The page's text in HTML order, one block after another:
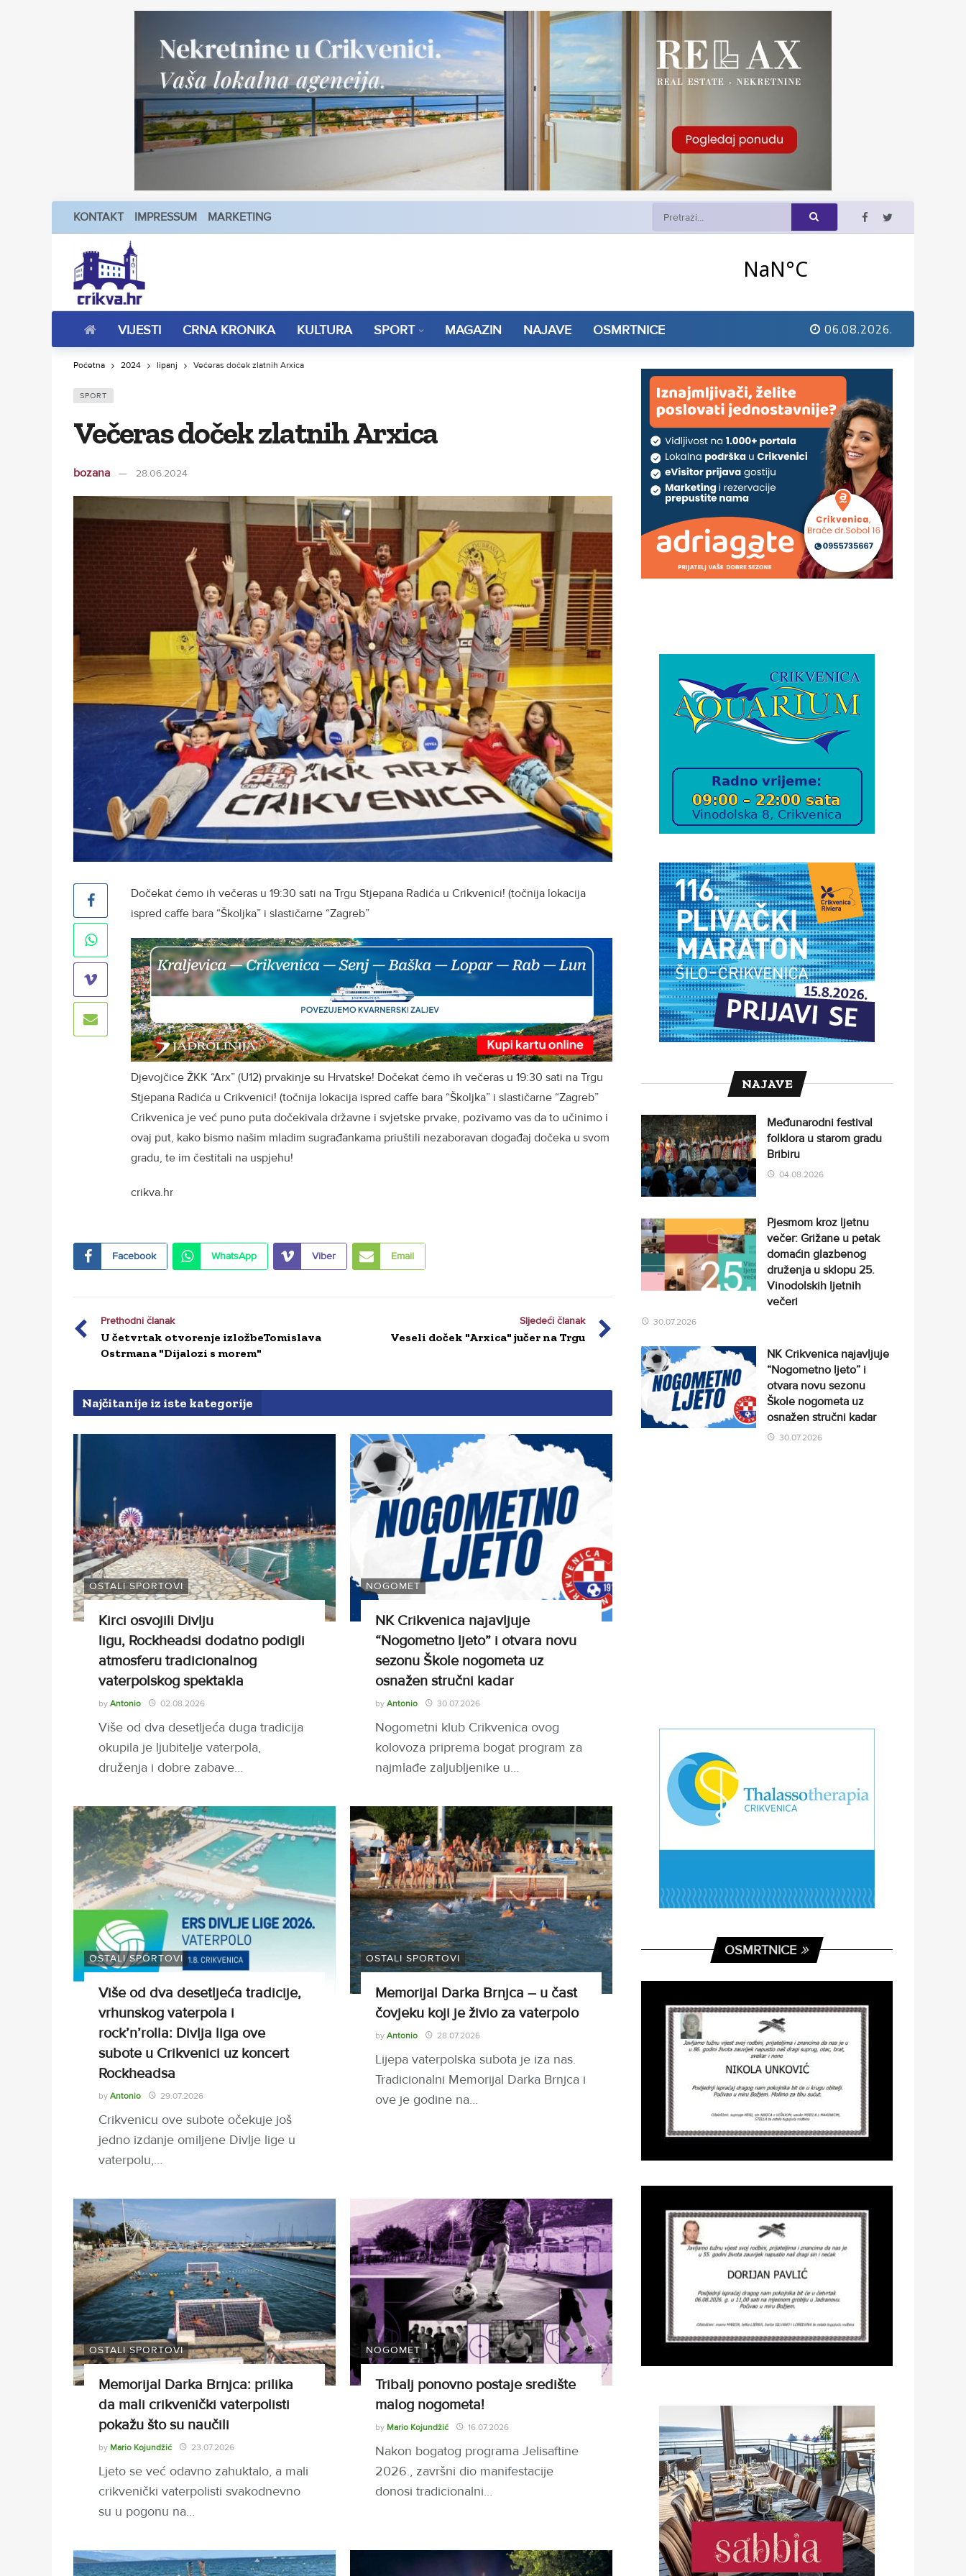
KONTAKT IMPRESSUM MARKETING
VIJESTI CRNA KRONIKA KULTURA SPORT MAGAZIN NAJAVE OSMRTNICE 06.08.2026.
Početna 2024 lipanj Večeras doček zlatnih Arxica
SPORT
Večeras doček zlatnih Arxica
bozana 28.06.2024
Dočekat ćemo ih večeras u 19:30 sati na Trgu Stjepana Radića u Crikvenici! (točnija lokacija
ispred caffe bara “Školjka” i slastičarne “Zagreb”
Djevojčice ŽKK “Arx” (U12) prvakinje su Hrvatske! Dočekat ćemo ih večeras u 19:30 sati na Trgu
Stjepana Radića u Crikvenici! (točnija lokacija ispred caffe bara “Školjka” i slastičarne “Zagreb”
Crikvenica je već puno puta dočekivala državne i svjetske prvake, pozivamo vas da to učinimo i
ovaj put, kako bismo našim mladim sugrađankama priuštili nezaboravan događaj dočeka u svom
gradu, te im čestitali na uspjehu!
crikva.hr
Facebook WhatsApp Viber Email
Prethodni članak
U četvrtak otvorenje izložbeTomislava
Ostrmana "Dijalozi s morem"
Sljedeći članak
Veseli doček "Arxica" jučer na Trgu
Najčitanije iz iste kategorije
OSTALI SPORTOVI
Kirci osvojili Divlju
ligu, Rockheadsi dodatno podigli
atmosferu tradicionalnog
vaterpolskog spektakla
by Antonio 02.08.2026
Više od dva desetljeća duga tradicija
okupila je ljubitelje vaterpola,
druženja i dobre zabave…
NOGOMET
NK Crikvenica najavljuje
“Nogometno ljeto” i otvara novu
sezonu Škole nogometa uz
osnažen stručni kadar
by Antonio 30.07.2026
Nogometni klub Crikvenica ovog
kolovoza priprema bogat program za
najmlađe zaljubljenike u…
OSTALI SPORTOVI
Više od dva desetljeća tradicije,
vrhunskog vaterpola i
rock’n’rolla: Divlja liga ove
subote u Crikvenici uz koncert
Rockheadsa
by Antonio 29.07.2026
Crikvenicu ove subote očekuje još
jedno izdanje omiljene Divlje lige u
vaterpolu,…
OSTALI SPORTOVI
Memorijal Darka Brnjca – u čast
čovjeku koji je živio za vaterpolo
by Antonio 28.07.2026
Lijepa vaterpolska subota je iza nas.
Tradicionalni Memorijal Darka Brnjca i
ove je godine na…
OSTALI SPORTOVI
Memorijal Darka Brnjca: prilika
da mali crikvenički vaterpolisti
pokažu što su naučili
by Mario Kojundžić 23.07.2026
Ljeto se već odavno zahuktalo, a mali
crikvenički vaterpolisti svakodnevno
su u pogonu na…
NOGOMET
Tribalj ponovno postaje središte
malog nogometa!
by Mario Kojundžić 16.07.2026
Nakon bogatog programa Jelisaftine
2026., završni dio manifestacije
donosi tradicionalni…
NAJAVE
Međunarodni festival
folklora u starom gradu
Bribiru
04.08.2026
Pjesmom kroz ljetnu
večer: Grižane u petak
domaćin glazbenog
druženja u sklopu 25.
Vinodolskih ljetnih
večeri
30.07.2026
NK Crikvenica najavljuje
“Nogometno ljeto” i
otvara novu sezonu
Škole nogometa uz
osnažen stručni kadar
30.07.2026
OSMRTNICE